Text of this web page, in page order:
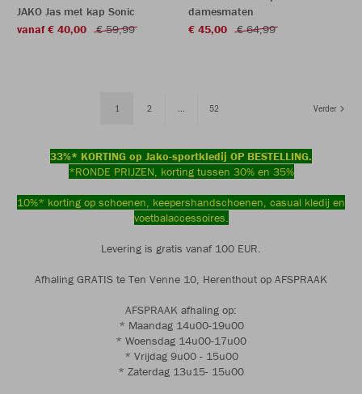
JAKO Jas met kap Sonic
vanaf € 40,00
€ 59,99
damesmaten
€ 45,00
€ 64,99
1 2 ... 52 Verder
33%* KORTING op Jako-sportkledij OP BESTELLING.
*RONDE PRIJZEN, korting tussen 30% en 35%
10%* korting op schoenen, keepershandschoenen, casual kledij en
voetbalaccessoires.
Levering is gratis vanaf 100 EUR.
Afhaling GRATIS te Ten Venne 10, Herenthout op AFSPRAAK
AFSPRAAK afhaling op:
* Maandag 14u00-19u00
* Woensdag 14u00-17u00
* Vrijdag 9u00 - 15u00
* Zaterdag 13u15- 15u00